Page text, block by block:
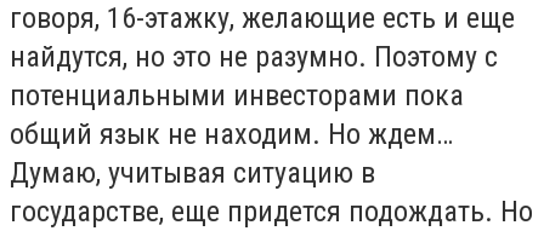
говоря, 16-этажку, желающие есть и еще
найдутся, но это не разумно. Поэтому с
потенциальными инвесторами пока
общий язык не находим. Но ждем…
Думаю, учитывая ситуацию в
государстве, еще придется подождать. Но